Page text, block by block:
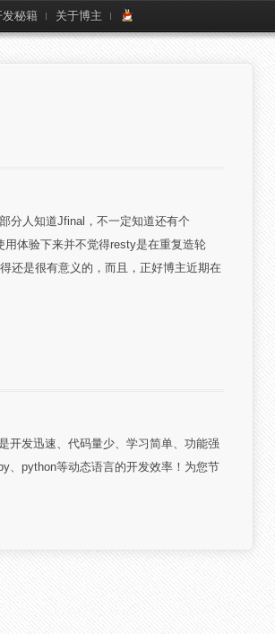
发秘籍 关于博主
分人知道Jfinal，不一定知道还有个
体验下来并不觉得resty是在重复造轮
还是很有意义的，而且，正好博主近期在
开发迅速、代码量少、学习简单、功能强
、python等动态语言的开发效率！为您节